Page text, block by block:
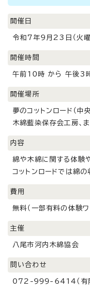
開催日
令和7年9月23日（火曜
開催時間
午前10時 から 午後3
開催場所
夢のコットンロード（
木綿藍染保存会工房、
内容
綿や木綿に関する体験
コットンロードでは綿の
費用
無料（一部有料の体験ワ
主催
八尾市河内木綿協会
問い合わせ
072-999-6414（有限